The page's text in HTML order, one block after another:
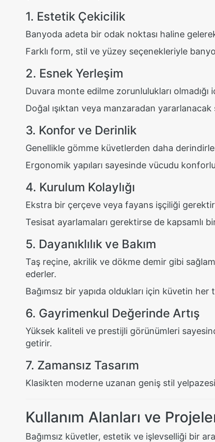
1. Estetik Çekicilik
Banyoda adeta bir odak noktası haline
Farklı form, stil ve yüzey seçenekleriyle
2. Esnek Yerleşim
Duvara monte edilme zorunlulukları
Doğal ışıktan veya manzaradan
3. Konfor ve Derinlik
Genellikle gömme küvetlerden daha
Ergonomik yapıları sayesinde vücudu
4. Kurulum Kolaylığı
Ekstra bir çerçeve veya fayans işçiliği
Tesisat ayarlamaları gerektirse de kapsamlı
5. Dayanıklılık ve Bakım
Taş reçine, akrilik ve dökme demir gibi sağlam
ederler.
Bağımsız bir yapıda oldukları için küvetin her
6. Gayrimenkul Değerinde Artış
Yüksek kaliteli ve prestijli görünümleri
getirir.
7. Zamansız Tasarım
Klasikten moderne uzanan geniş stil
Kullanım Alanları ve
Bağımsız küvetler, estetik ve işlevselliği bir